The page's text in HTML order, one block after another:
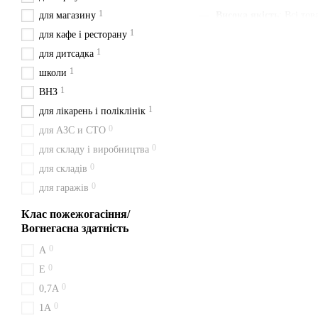
для магазину 1
для кафе і ресторану 1
для дитсадка 1
школи 1
ВНЗ 1
для лікарень і поліклінік 1
для АЗС и СТО 0
для складу і виробництва 0
для складів 0
для гаражів 0
Клас пожежогасіння/
Вогнегасна здатність
A 0
Е 0
0,7А 0
1A 0